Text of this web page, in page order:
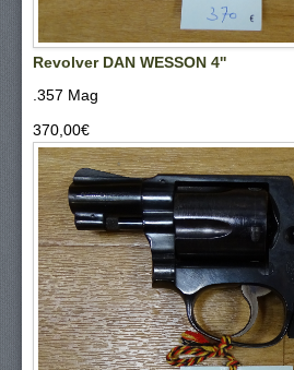
Revolver DAN WESSON 4''
.357 Mag
370,00‎€